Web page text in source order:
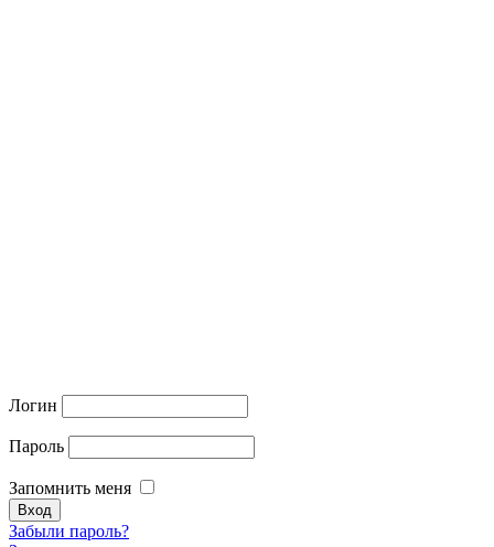
Логин
Пароль
Запомнить меня
Забыли пароль?